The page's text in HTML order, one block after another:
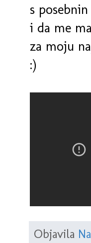
s
i da me
za moju
:)
Objavila